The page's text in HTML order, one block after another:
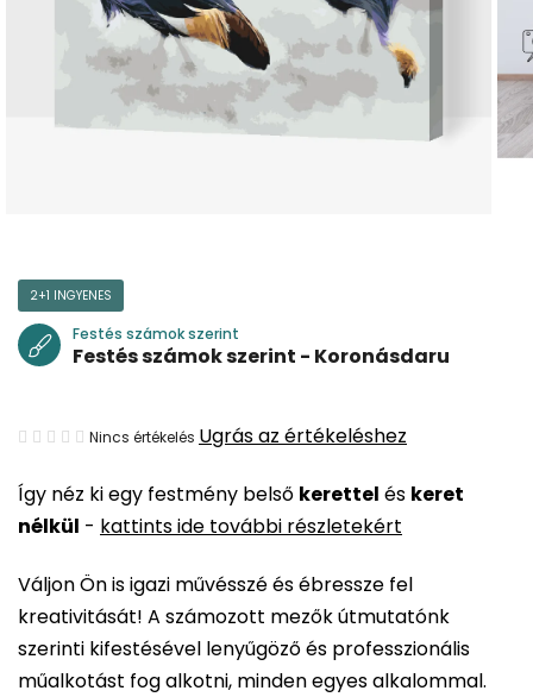
Így néz ki egy festmény belső kerettel és keret
nélkül - kattints ide további részletekért
Váljon Ön is igazi művésszé és ébressze fel
kreativitását! A számozott mezők útmutatónk
szerinti kifestésével lenyűgöző és professzionális
műalkotást fog alkotni, minden egyes alkalommal.
2+1 INGYENES
Festés számok szerint
Festés számok szerint - Koronásdaru
A
átlagos
értékelése
ből
0,0
csillag.
Nincs értékelés Ugrás az értékeléshez